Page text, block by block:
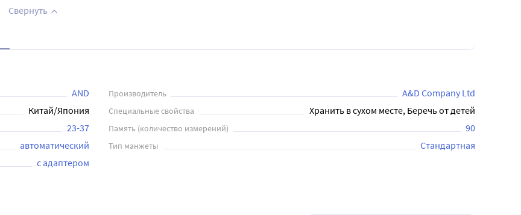
Свернуть
AND Производитель A&D Company Ltd
Китай/Япония Специальные свойства Хранить в сухом месте, Беречь от детей
23-37 Память (количество измерений) 90
автоматический Тип манжеты Стандартная
с адаптером